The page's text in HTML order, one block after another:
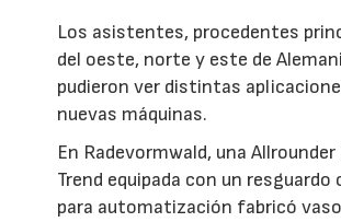
Los asistentes, procedentes
del oeste, norte y este de
pudieron ver distintas
nuevas máquinas.
En Radevormwald, una
Trend equipada con un
para automatización fabricó